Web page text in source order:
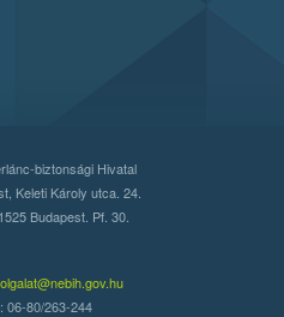
biztonsági Hivatal
Keleti Károly utca. 24.
Budapest. Pf. 30.
06-80/263-244